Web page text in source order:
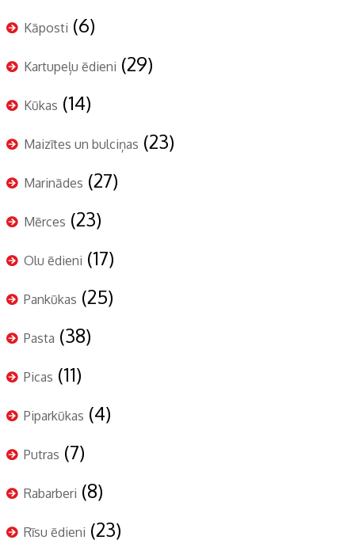
Kāposti (6)
Kartupeļu ēdieni (29)
Kūkas (14)
Maizītes un bulciņas (23)
Marinādes (27)
Mērces (23)
Olu ēdieni (17)
Pankūkas (25)
Pasta (38)
Picas (11)
Piparkūkas (4)
Putras (7)
Rabarberi (8)
Rīsu ēdieni (23)